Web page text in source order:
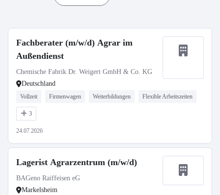
Fachberater (m/w/d) Agrar im
Außendienst
Chemische Fabrik Dr. Weigert GmbH & Co. KG
Deutschland
Vollzeit Firmenwagen Weiterbildungen Flexible Arbeitszeiten
3
24.07.2026
Lagerist Agrarzentrum (m/w/d)
BAGeno Raiffeisen eG
Markelsheim